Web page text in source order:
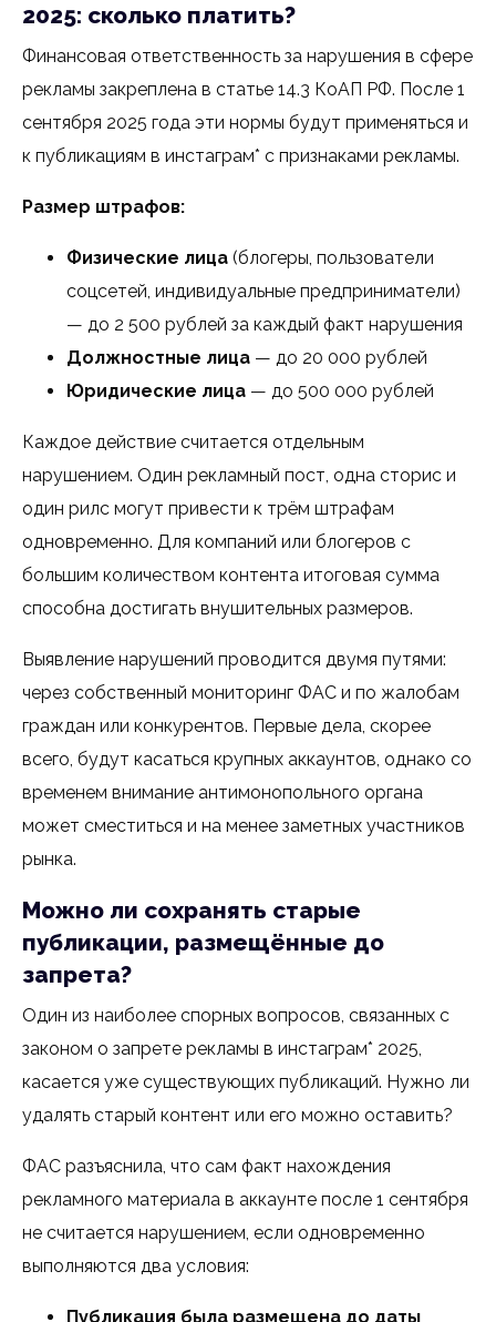
2025: сколько платить?
Финансовая ответственность за нарушения в сфере
рекламы закреплена в статье 14.3 КоАП РФ. После 1
сентября 2025 года эти нормы будут применяться и
к публикациям в инстаграм* с признаками рекламы.
Размер штрафов:
Физические лица (блогеры, пользователи
соцсетей, индивидуальные предприниматели)
— до 2 500 рублей за каждый факт нарушения
Должностные лица — до 20 000 рублей
Юридические лица — до 500 000 рублей
Каждое действие считается отдельным
нарушением. Один рекламный пост, одна сторис и
один рилс могут привести к трём штрафам
одновременно. Для компаний или блогеров с
большим количеством контента итоговая сумма
способна достигать внушительных размеров.
Выявление нарушений проводится двумя путями:
через собственный мониторинг ФАС и по жалобам
граждан или конкурентов. Первые дела, скорее
всего, будут касаться крупных аккаунтов, однако со
временем внимание антимонопольного органа
может сместиться и на менее заметных участников
рынка.
Можно ли сохранять старые
публикации, размещённые до
запрета?
Один из наиболее спорных вопросов, связанных с
законом о запрете рекламы в инстаграм* 2025,
касается уже существующих публикаций. Нужно ли
удалять старый контент или его можно оставить?
ФАС разъяснила, что сам факт нахождения
рекламного материала в аккаунте после 1 сентября
не считается нарушением, если одновременно
выполняются два условия:
Публикация была размещена до даты